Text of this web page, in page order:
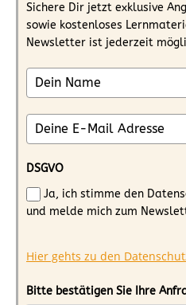
Sichere Dir jetzt exklusive
sowie kostenloses
Newsletter ist jederzeit
DSGVO
Ja, ich stimme den
und melde mich zum
Hier gehts zu den
Bitte bestätigen Sie Ihre